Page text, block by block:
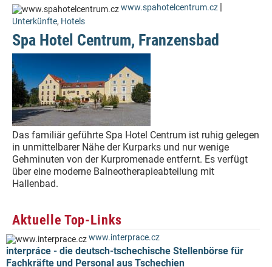
www.spahotelcentrum.cz |
Unterkünfte, Hotels
Spa Hotel Centrum, Franzensbad
Das familiär geführte Spa Hotel Centrum ist ruhig gelegen
in unmittelbarer Nähe der Kurparks und nur wenige
Gehminuten von der Kurpromenade entfernt. Es verfügt
über eine moderne Balneotherapieabteilung mit
Hallenbad.
Aktuelle Top-Links
www.interprace.cz
interpráce - die deutsch-tschechische Stellenbörse für
Fachkräfte und Personal aus Tschechien